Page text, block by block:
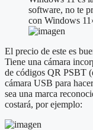
software, no te
con Windows
El precio de este es
Tiene una cámara
de códigos QR PSBT
cámara USB para
sea una marca
costará, por ejemplo: